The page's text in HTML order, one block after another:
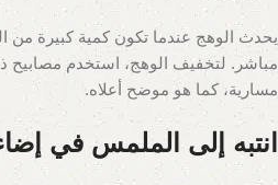
يحدث الوهج عندما تكون كمية كبيرة
مباشر. لتخفيف الوهج، استخدم مصابيح
مسارية، كما هو موضح أعلاه.
انتبه إلى الملمس في